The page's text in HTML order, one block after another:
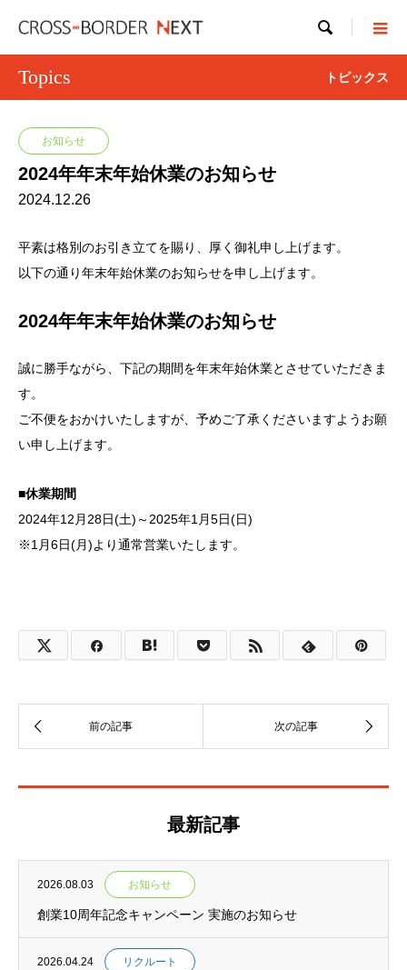

Topics トピックス
お知らせ
2024年年末年始休業のお知らせ
2024.12.26
平素は格別のお引き立てを賜り、厚く御礼申し上げます。
以下の通り年末年始休業のお知らせを申し上げます。
2024年年末年始休業のお知らせ
誠に勝手ながら、下記の期間を年末年始休業とさせていただきま
す。
ご不便をおかけいたしますが、予めご了承くださいますようお願
い申し上げます。
■休業期間
2024年12月28日(土)～2025年1月5日(日)
※1月6日(月)より通常営業いたします。
最新記事
2026.08.03 お知らせ
創業10周年記念キャンペーン 実施のお知らせ
2026.04.24 リクルート